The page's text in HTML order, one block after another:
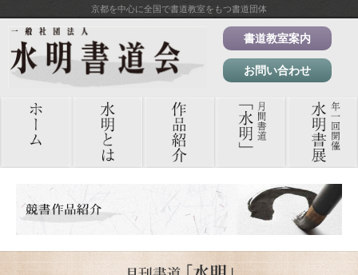
京都を中心に全国で書道教室をもつ書道団体
書道教室案内
お問い合わせ